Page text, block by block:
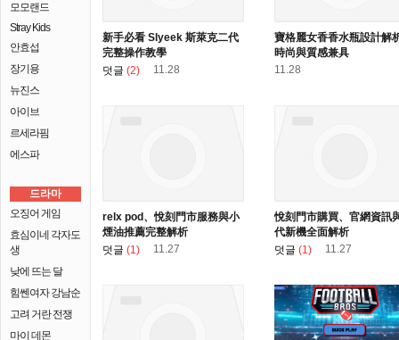
모모랜드
Stray Kids
안효섭
장기용
뉴진스
아이브
르세라핌
에스파
드라마
오징어 게임
효심이네 각자도
생
낮에 뜨는 달
힘쎈여자 강남순
고려 거란 전쟁
마이 데몬
新手必看 Slyeek 斯萊克二代
完整操作教學
덧글 (2) 11.28
寶格麗女香香水瓶設計解
時尚與質感兼具
11.28
relx pod、悅刻門市服務與小
煙油推薦完整解析
덧글 (1) 11.27
悅刻門市購買、官網資訊
代新機全面解析
덧글 (1) 11.27